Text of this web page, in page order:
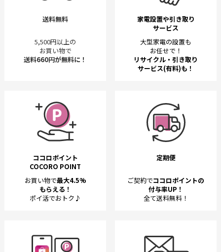
送料無料
5,500円以上の
お買い物で
送料660円が無料に！
家電設置や引き取り
サービス
大型家電の設置も
お任せで！
リサイクル・引き取り
サービス(有料)も！
ココロポイント
COCORO POINT
お買い物で最大4.5%
もらえる！
ポイ活でおトク♪
定期便
ご契約でココロポイントの
付与率UP！
全て送料無料！